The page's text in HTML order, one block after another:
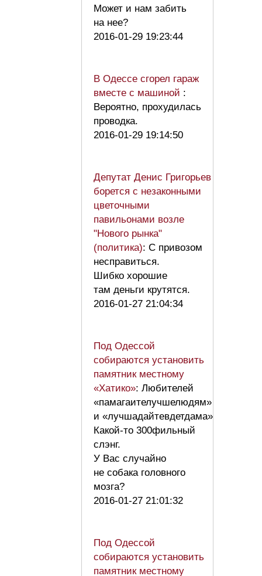
Может и нам забить
на нее?
2016-01-29 19:23:44
В Одессе сгорел гараж
вместе с машиной :
Вероятно, прохудилась
проводка.
2016-01-29 19:14:50
Депутат Денис Григорьев
борется с незаконными
цветочными
павильонами возле
"Нового рынка"
(политика): С привозом
несправиться.
Шибко хорошие
там деньги крутятся.
2016-01-27 21:04:34
Под Одессой
собираются установить
памятник местному
«Хатико»: Любителей
«памагаителучшелюдям»
и «лучшадайтевдетдама»
Какой-то 300фильный
слэнг.
У Вас случайно
не собака головного
мозга?
2016-01-27 21:01:32
Под Одессой
собираются установить
памятник местному